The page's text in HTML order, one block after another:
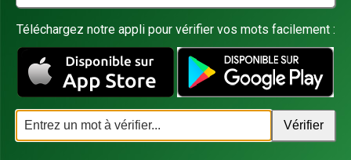
Téléchargez notre appli pour vérifier vos mots facilement :